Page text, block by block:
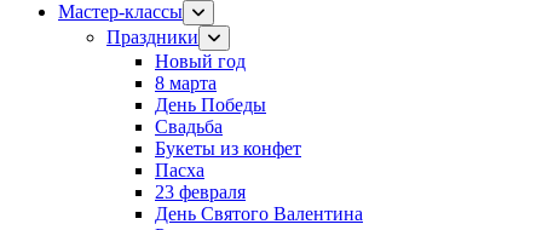
Мастер-классы
Праздники
Новый год
8 марта
День Победы
Свадьба
Букеты из конфет
Пасха
23 февраля
День Святого Валентина